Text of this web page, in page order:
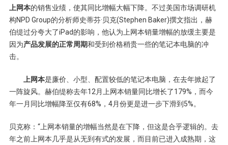
上网本的销售业绩，使其同比增幅大幅下降。不过美国市场调研机
构NPD Group的分析师史蒂芬·贝克(Stephen Baker)撰文指出，赫
伯缇过分夸大了iPad的影响，他认为上网本销量增幅的放缓主要是
因为产品发展的正常周期和受到价格稍贵一些的笔记本电脑的冲
击。
上网本是廉价、小型、配置较低的笔记本电脑，在去年掀起了
一阵旋风。赫伯缇称去年12月上网本销量同比增长了179%，而今
年一月同比增幅降至仅有68%，4月份更是进一步下滑到5%。
贝克称：“上网本销量的增幅当然是在下降，但这是合乎逻辑的。去
年之前上网本几乎是从无到有式的发展，而目前已进入成熟期，这